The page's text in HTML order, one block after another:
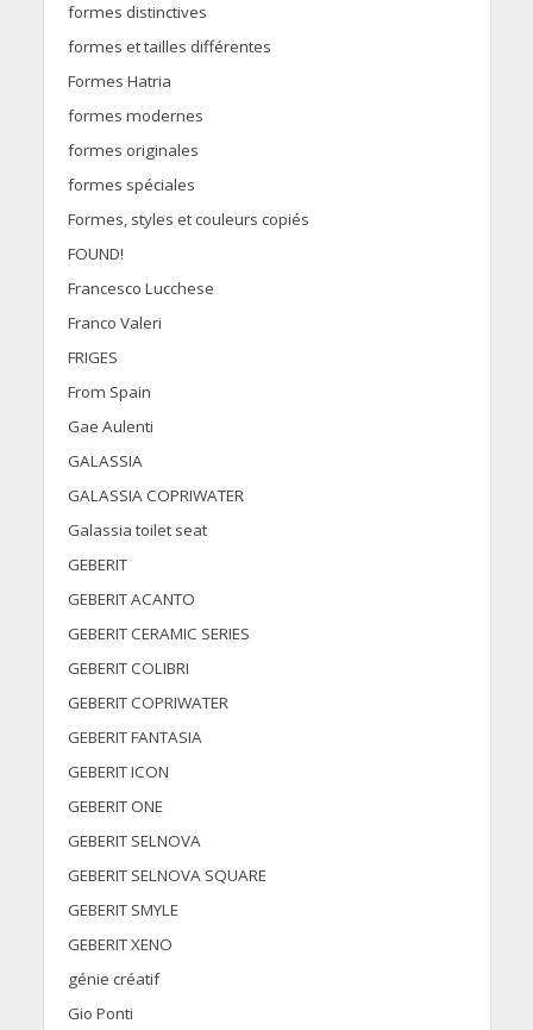
formes distinctives
formes et tailles différentes
Formes Hatria
formes modernes
formes originales
formes spéciales
Formes, styles et couleurs copiés
FOUND!
Francesco Lucchese
Franco Valeri
FRIGES
From Spain
Gae Aulenti
GALASSIA
GALASSIA COPRIWATER
Galassia toilet seat
GEBERIT
GEBERIT ACANTO
GEBERIT CERAMIC SERIES
GEBERIT COLIBRI
GEBERIT COPRIWATER
GEBERIT FANTASIA
GEBERIT ICON
GEBERIT ONE
GEBERIT SELNOVA
GEBERIT SELNOVA SQUARE
GEBERIT SMYLE
GEBERIT XENO
génie créatif
Gio Ponti